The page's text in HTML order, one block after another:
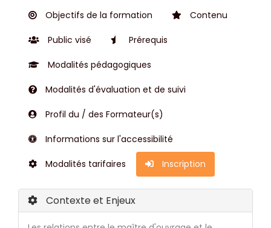
Objectifs de la formation Contenu
Public visé Prérequis
Modalités pédagogiques
Modalités d'évaluation et de suivi
Profil du / des Formateur(s)
Informations sur l'accessibilité
Modalités tarifaires Inscription
Contexte et Enjeux